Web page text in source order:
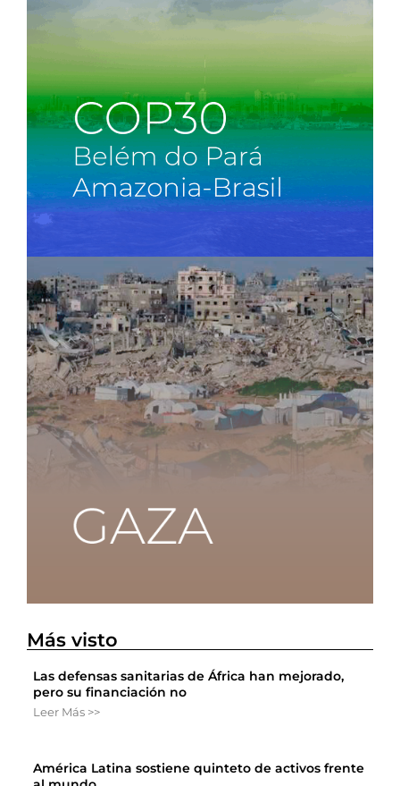
Más visto
Las defensas sanitarias de África han mejorado,
pero su financiación no
Leer Más >>
América Latina sostiene quinteto de activos frente